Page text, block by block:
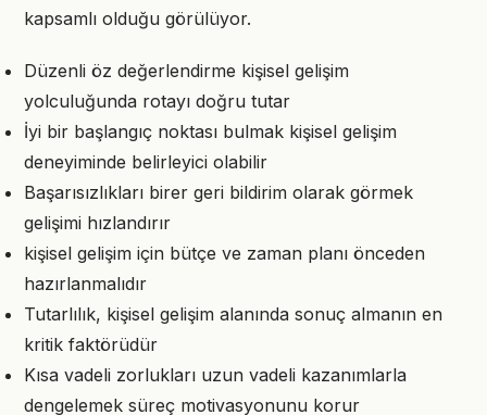
kapsamlı olduğu görülüyor.
Düzenli öz değerlendirme kişisel gelişim
yolculuğunda rotayı doğru tutar
İyi bir başlangıç noktası bulmak kişisel gelişim
deneyiminde belirleyici olabilir
Başarısızlıkları birer geri bildirim olarak görmek
gelişimi hızlandırır
kişisel gelişim için bütçe ve zaman planı önceden
hazırlanmalıdır
Tutarlılık, kişisel gelişim alanında sonuç almanın en
kritik faktörüdür
Kısa vadeli zorlukları uzun vadeli kazanımlarla
dengelemek süreç motivasyonunu korur